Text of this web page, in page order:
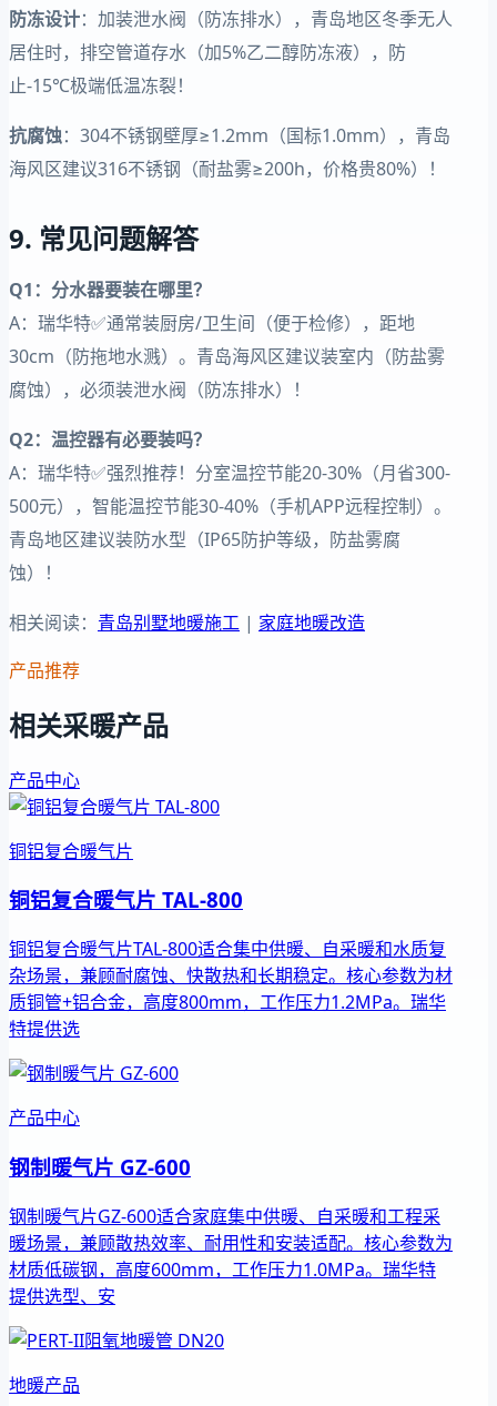
防冻设计：加装泄水阀（防冻排水），青岛地区冬季无人
居住时，排空管道存水（加5%乙二醇防冻液），防
止-15℃极端低温冻裂！
抗腐蚀：304不锈钢壁厚≥1.2mm（国标1.0mm），青岛
海风区建议316不锈钢（耐盐雾≥200h，价格贵80%）！
9. 常见问题解答
Q1：分水器要装在哪里？
A：瑞华特✅通常装厨房/卫生间（便于检修），距地
30cm（防拖地水溅）。青岛海风区建议装室内（防盐雾
腐蚀），必须装泄水阀（防冻排水）！
Q2：温控器有必要装吗？
A：瑞华特✅强烈推荐！分室温控节能20-30%（月省300-
500元），智能温控节能30-40%（手机APP远程控制）。
青岛地区建议装防水型（IP65防护等级，防盐雾腐
蚀）！
相关阅读： 青岛别墅地暖施工 | 家庭地暖改造
产品推荐
相关采暖产品
产品中心
铜铝复合暖气片
铜铝复合暖气片 TAL-800
铜铝复合暖气片TAL-800适合集中供暖、自采暖和水质复
杂场景，兼顾耐腐蚀、快散热和长期稳定。核心参数为材
质铜管+铝合金，高度800mm，工作压力1.2MPa。瑞华
特提供选
产品中心
钢制暖气片 GZ-600
钢制暖气片GZ-600适合家庭集中供暖、自采暖和工程采
暖场景，兼顾散热效率、耐用性和安装适配。核心参数为
材质低碳钢，高度600mm，工作压力1.0MPa。瑞华特
提供选型、安
地暖产品